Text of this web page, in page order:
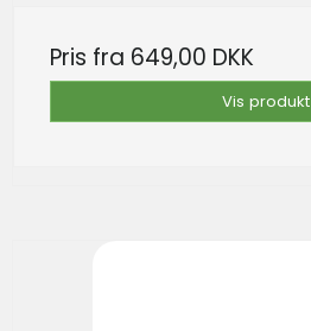
Pris fra 649,00 DKK
Vis produkt